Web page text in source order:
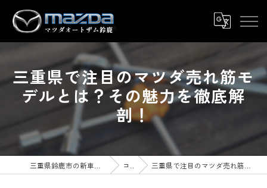
三重県で注目のマツダ売れ筋モ
デルとは？その魅力を徹底解
剖！
コラム 三重県で注目のマツダ売れ筋モデルとは？その魅力を徹底解剖！